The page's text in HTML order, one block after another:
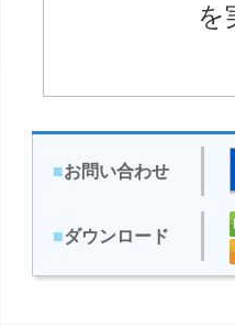
を
■お問い合わせ
■ダウンロード